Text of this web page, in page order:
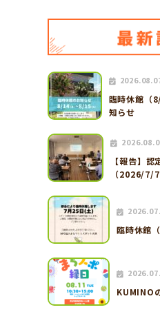
臨時休館（
知らせ
【報告】
（2026/7/7
臨時休館
KUMINO